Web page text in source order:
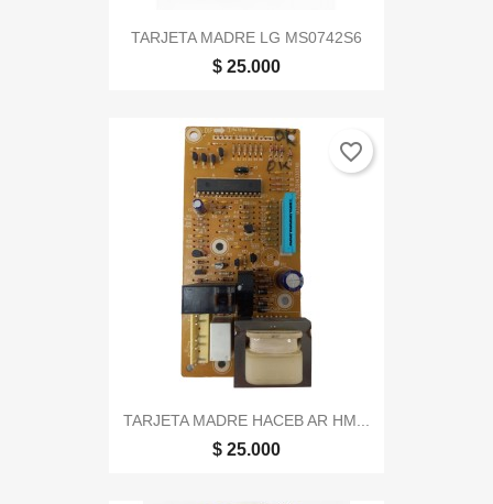
TARJETA MADRE LG MS0742S6
$ 25.000
TARJETA MADRE HACEB AR HM...
$ 25.000
favorite_border